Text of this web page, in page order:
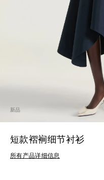
新品
短款褶裥细节衬衫
所有产品详细信息